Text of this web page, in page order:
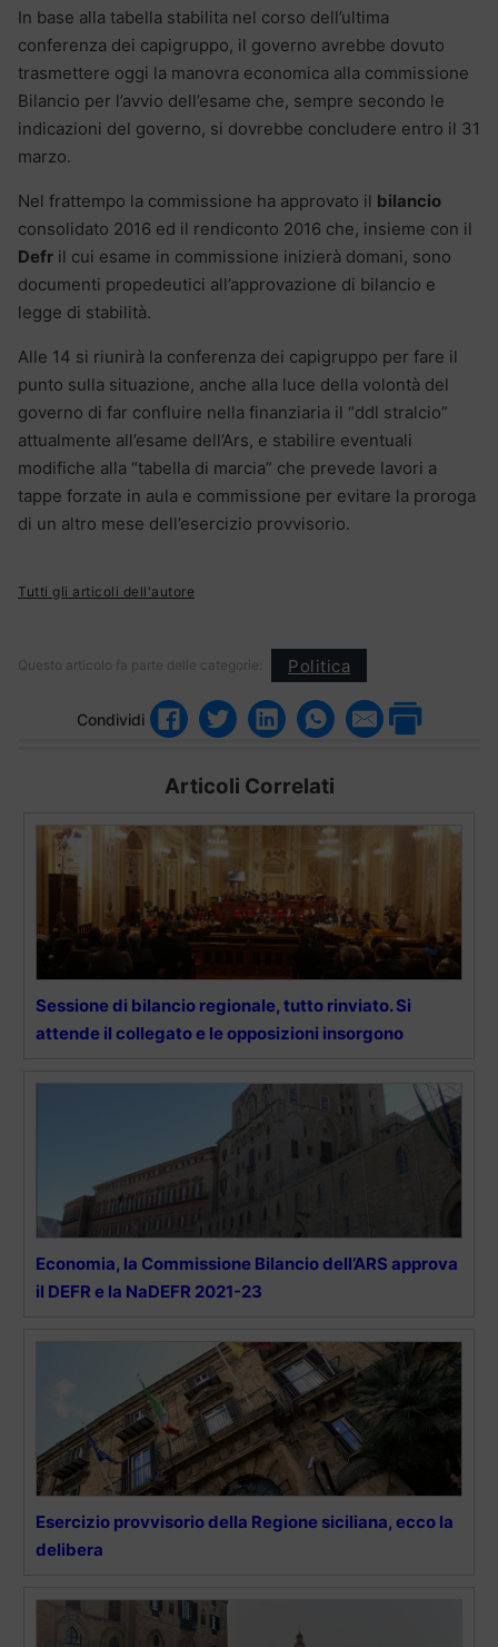
In base alla tabella stabilita nel corso dell’ultima
conferenza dei capigruppo, il governo avrebbe dovuto
trasmettere oggi la manovra economica alla commissione
Bilancio per l’avvio dell’esame che, sempre secondo le
indicazioni del governo, si dovrebbe concludere entro il 31
marzo.
Nel frattempo la commissione ha approvato il bilancio
consolidato 2016 ed il rendiconto 2016 che, insieme con il
Defr il cui esame in commissione inizierà domani, sono
documenti propedeutici all’approvazione di bilancio e
legge di stabilità.
Alle 14 si riunirà la conferenza dei capigruppo per fare il
punto sulla situazione, anche alla luce della volontà del
governo di far confluire nella finanziaria il “ddl stralcio”
attualmente all’esame dell’Ars, e stabilire eventuali
modifiche alla “tabella di marcia” che prevede lavori a
tappe forzate in aula e commissione per evitare la proroga
di un altro mese dell’esercizio provvisorio.
Tutti gli articoli dell'autore
Questo articolo fa parte delle categorie: Politica
Condividi
Articoli Correlati
Sessione di bilancio regionale, tutto rinviato. Si
attende il collegato e le opposizioni insorgono
Economia, la Commissione Bilancio dell’ARS approva
il DEFR e la NaDEFR 2021-23
Esercizio provvisorio della Regione siciliana, ecco la
delibera